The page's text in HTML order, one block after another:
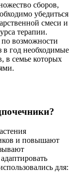
сборов,
убедиться
смеси и
терапии.
возможности
в год необходимые
в семье которых
и повышают
для: